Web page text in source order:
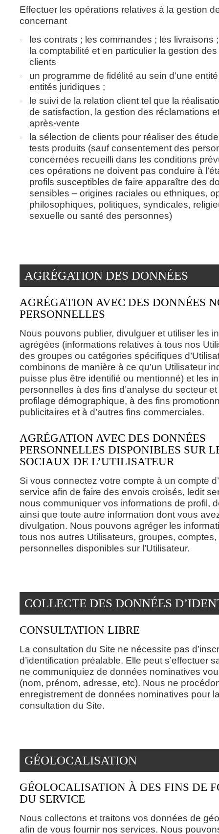
Effectuer les opérations relatives à la gestion
concernant
les contrats ; les commandes ; les livraisons
la comptabilité et en particulier la gestion
clients
un programme de fidélité au sein d’une
entités juridiques ;
le suivi de la relation client tel que la
de satisfaction, la gestion des réclamations
après-vente
la sélection de clients pour réaliser des
tests produits (sauf consentement des
concernées recueilli dans les conditions
ces opérations ne doivent pas conduire à
profils susceptibles de faire apparaître des
sensibles – origines raciales ou ethniques,
philosophiques, politiques, syndicales,
sexuelle ou santé des personnes)
AGRÉGATION DES DONNÉES
AGRÉGATION AVEC DES DONNÉES
PERSONNELLES
Nous pouvons publier, divulguer et utiliser les
agrégées (informations relatives à tous nos
des groupes ou catégories spécifiques
combinons de manière à ce qu’un Utilisateur
puisse plus être identifié ou mentionné) et les
personnelles à des fins d’analyse du secteur
profilage démographique, à des fins
publicitaires et à d’autres fins commerciales.
AGRÉGATION AVEC DES DONNÉES
PERSONNELLES DISPONIBLES SUR
SOCIAUX DE L’UTILISATEUR
Si vous connectez votre compte à un compte
service afin de faire des envois croisés, ledit
nous communiquer vos informations de profil,
ainsi que toute autre information dont vous
divulgation. Nous pouvons agréger les
tous nos autres Utilisateurs, groupes,
personnelles disponibles sur l’Utilisateur.
COLLECTE DES DONNÉES
CONSULTATION LIBRE
La consultation du Site ne nécessite pas
d’identification préalable. Elle peut s’effectuer
ne communiquiez de données nominatives
(nom, prénom, adresse, etc). Nous ne
enregistrement de données nominatives pour
consultation du Site.
GÉOLOCALISATION
GÉOLOCALISATION À DES FINS DE
DU SERVICE
Nous collectons et traitons vos données de
afin de vous fournir nos services. Nous